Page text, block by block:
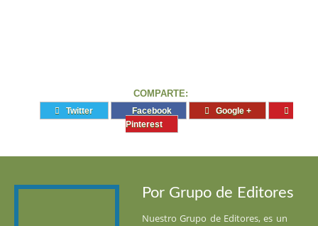
COMPARTE:
Twitter Facebook
Google +
Pinterest
Por Grupo de Editores
Nuestro Grupo de Editores, es un